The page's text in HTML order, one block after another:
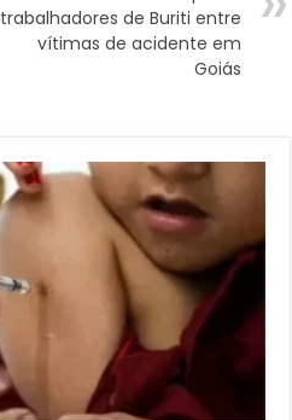
trabalhadores de Buriti entre
vítimas de acidente em
Goiás